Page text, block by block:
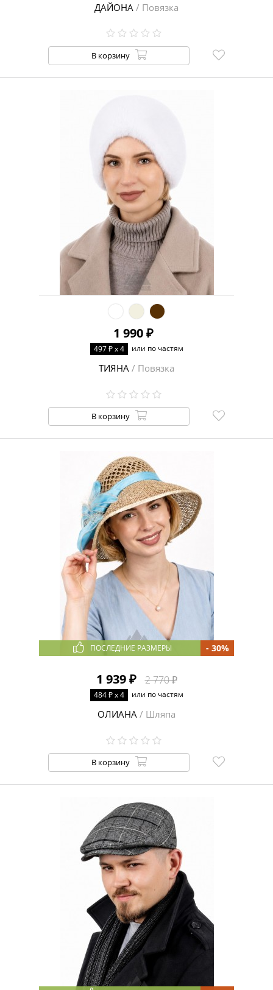
ДАЙОНА / Повязка
В корзину
1 990 ₽
497 ₽ x 4 или по частям
ТИЯНА / Повязка
В корзину
ПОСЛЕДНИЕ РАЗМЕРЫ
1 939 ₽ 2 770 ₽
- 30%
484 ₽ x 4 или по частям
ОЛИАНА / Шляпа
В корзину